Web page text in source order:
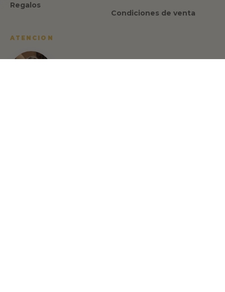
Regalos
Condiciones de venta
ATENCION